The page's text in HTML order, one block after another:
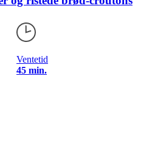
Ventetid
45 min.